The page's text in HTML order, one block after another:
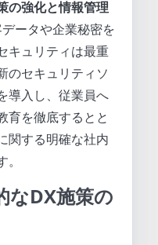
の強化と情報管理
データや企業秘密を
キュリティは最重
のセキュリティソ
導入し、従業員へ
育を徹底するとと
関する明確な社内
。
なDX施策の